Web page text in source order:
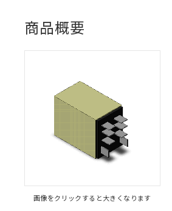
商品概要
画像をクリックすると大きくなります